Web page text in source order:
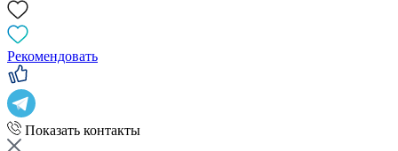
Рекомендовать
Показать контакты